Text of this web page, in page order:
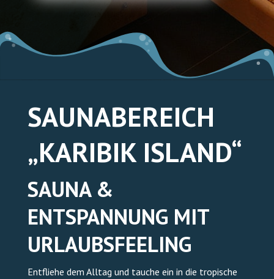
SAUNABEREICH
„KARIBIK ISLAND“
SAUNA &
ENTSPANNUNG MIT
URLAUBSFEELING
Entfliehe dem Alltag und tauche ein in die tropische